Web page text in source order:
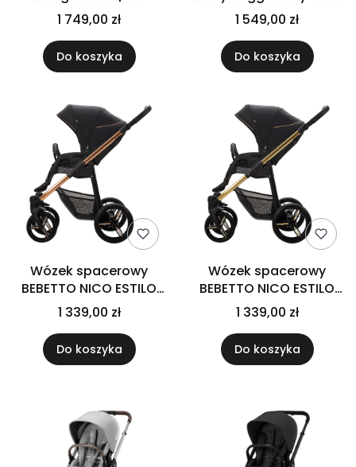
1 749,00 zł
Do koszyka
2 | SLATE | z pałąkiem
1 549,00 zł
Do koszyka
Wózek spacerowy
BEBETTO NICO ESTILO
Miedziany
1 339,00 zł
Do koszyka
Wózek spacerowy
BEBETTO NICO ESTILO
Złoty
1 339,00 zł
Do koszyka